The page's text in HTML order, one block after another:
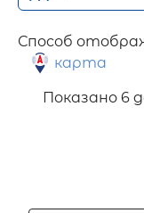
Способ
карта
Показано 6